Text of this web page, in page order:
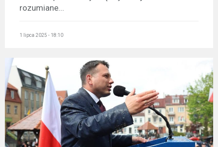
rozumiane...
1 lipca 2025 - 18:10